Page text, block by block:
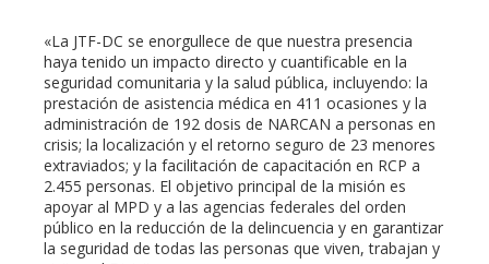
«La JTF-DC se enorgullece de que nuestra presencia
haya tenido un impacto directo y cuantificable en la
seguridad comunitaria y la salud pública, incluyendo: la
prestación de asistencia médica en 411 ocasiones y la
administración de 192 dosis de NARCAN a personas en
crisis; la localización y el retorno seguro de 23 menores
extraviados; y la facilitación de capacitación en RCP a
2.455 personas. El objetivo principal de la misión es
apoyar al MPD y a las agencias federales del orden
público en la reducción de la delincuencia y en garantizar
la seguridad de todas las personas que viven, trabajan y